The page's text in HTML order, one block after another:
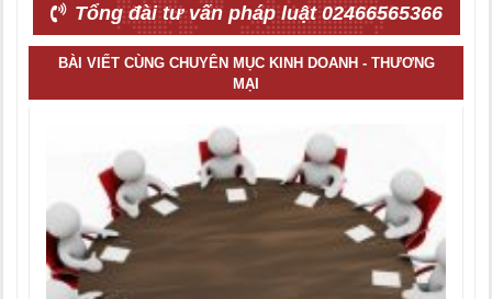
Tổng đài tư vấn pháp luật 02466565366
BÀI VIẾT CÙNG CHUYÊN MỤC KINH DOANH - THƯƠNG
MẠI